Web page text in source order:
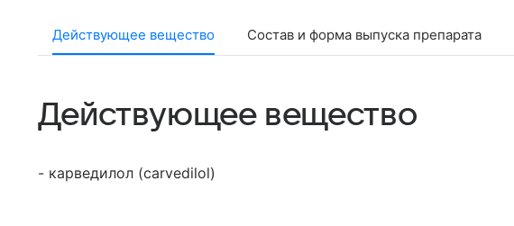
Действующее вещество Состав и форма выпуска препарата
Действующее вещество
- карведилол (carvedilol)